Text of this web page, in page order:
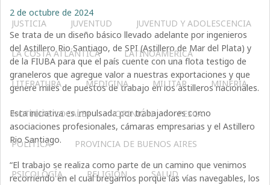
JUSTICIA JUVENTUD JUVENTUD Y ADOLESCENCIA
LA COSTA ATLÁNTICA LATINOAMERICA
LITERATURA MEDICINA MILITAR MINERIA
NOTICIAS LOCALES OPINIÓN PESCA
POLÍTICA PROVINCIA DE BUENOS AIRES
PSICOLOGÍA RELIGIÓN SALUD
2 de octubre de 2024
Se trata de un diseño básico llevado adelante por ingenieros
del Astillero Rio Santiago, de SPI (Astillero de Mar del Plata) y
de la FIUBA para que el país cuente con una flota testigo de
graneleros que agregue valor a nuestras exportaciones y que
genere miles de puestos de trabajo en los astilleros nacionales.
Esta iniciativa es impulsada por trabajadores como
asociaciones profesionales, cámaras empresarias y el Astillero
Rio Santiago.
“El trabajo se realiza como parte de un camino que venimos
recorriendo en el cual bregamos porque las vías navegables, los